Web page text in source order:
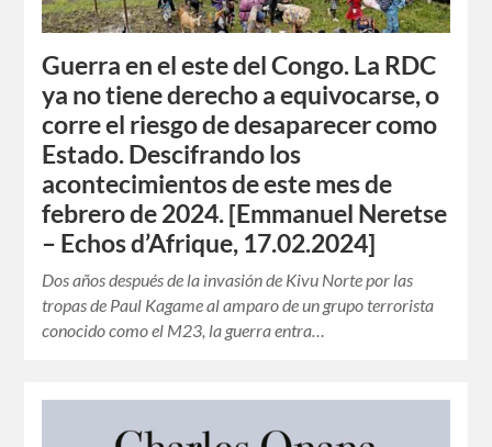
Guerra en el este del Congo. La RDC
ya no tiene derecho a equivocarse, o
corre el riesgo de desaparecer como
Estado. Descifrando los
acontecimientos de este mes de
febrero de 2024. [Emmanuel Neretse
– Echos d’Afrique, 17.02.2024]
Dos años después de la invasión de Kivu Norte por las
tropas de Paul Kagame al amparo de un grupo terrorista
conocido como el M23, la guerra entra…